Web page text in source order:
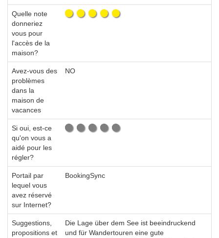
Quelle note
donneriez
vous pour
l'accès de la
maison?
Avez-vous des
problèmes
dans la
maison de
vacances
NO
Si oui, est-ce
qu'on vous a
aidé pour les
régler?
Portail par
lequel vous
avez réservé
sur Internet?
BookingSync
Suggestions,
propositions et
Die Lage über dem See ist beeindruckend
und für Wandertouren eine gute